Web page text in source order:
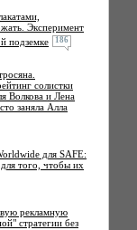
Эксперимент
подземке
186
солистки
Волкова и Лена
заняла Алла
для SAFE:
того, чтобы их
рекламную
стратегии без